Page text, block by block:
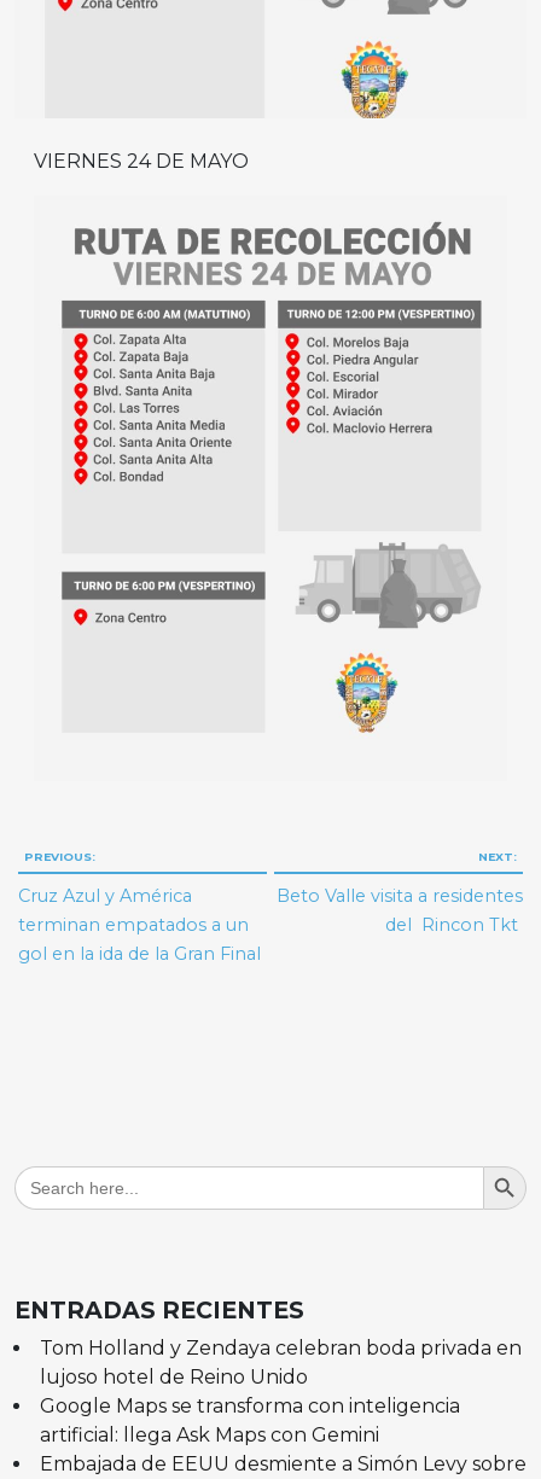
VIERNES 24 DE MAYO
Navegación
de
entradas
PREVIOUS:
Cruz Azul y América
terminan empatados a un
gol en la ida de la Gran Final
NEXT:
Beto Valle visita a residentes
del Rincon Tkt
Search
for:
Search
ENTRADAS RECIENTES
Tom Holland y Zendaya celebran boda privada en
lujoso hotel de Reino Unido
Google Maps se transforma con inteligencia
artificial: llega Ask Maps con Gemini
Embajada de EEUU desmiente a Simón Levy sobre